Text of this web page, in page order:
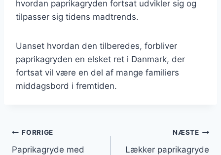
hvordan paprikagryden fortsat udvikler sig og
tilpasser sig tidens madtrends.
Uanset hvordan den tilberedes, forbliver
paprikagryden en elsket ret i Danmark, der
fortsat vil være en del af mange familiers
middagsbord i fremtiden.
Indlægsnavigation
FORRIGE
Paprikagryde med
NÆSTE
Lækker paprikagryde